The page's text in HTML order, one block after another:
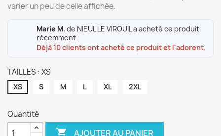
varier un peu de celle affichée.
Marie M. de NIEUL LE VIROUIL a acheté ce produit
récemment
Déjà 10 clients ont acheté ce produit et l'adorent.
TAILLES : XS
XS S M L XL 2XL
Quantité
 AJOUTER AU PANIER